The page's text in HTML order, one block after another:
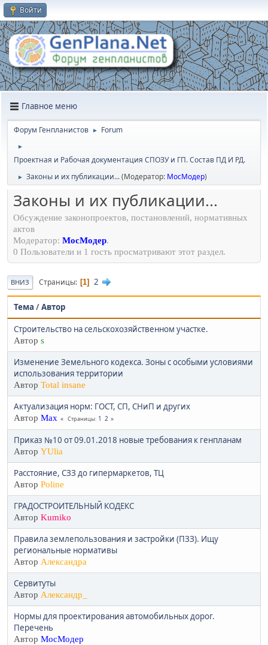
Войти
Главное меню
Форум Генпланистов ► Forum
►
Проектная и Рабочая документация СПОЗУ и ГП. Состав ПД И РД.
► Законы и их публикации...(Модератор: МосМодер)
Законы и их публикации...
Обсуждение законопроектов, постановлений, нормативных
актов
Модератор: МосМодер.
0 Пользователи и 1 гость просматривают этот раздел.
ВНИЗ Страницы 1 2
Тема /Автор
Строительство на сельскохозяйственном участке.
Автор s
Изменение Земельного кодекса. Зоны с особыми условиями
использования территории
Автор Total insane
Актуализация норм: ГОСТ, СП, СНиП и других
Автор Max Страницы 1 2
Приказ №10 от 09.01.2018 новые требования к генпланам
Автор YUlia
Расстояние, СЗЗ до гипермаркетов, ТЦ
Автор Poline
ГРАДОСТРОИТЕЛЬНЫЙ КОДЕКС
Автор Kumiko
Правила землепользования и застройки (ПЗЗ). Ищу
региональные нормативы
Автор Александра
Сервитуты
Автор Александр_
Нормы для проектирования автомобильных дорог.
Перечень
Автор МосМодер